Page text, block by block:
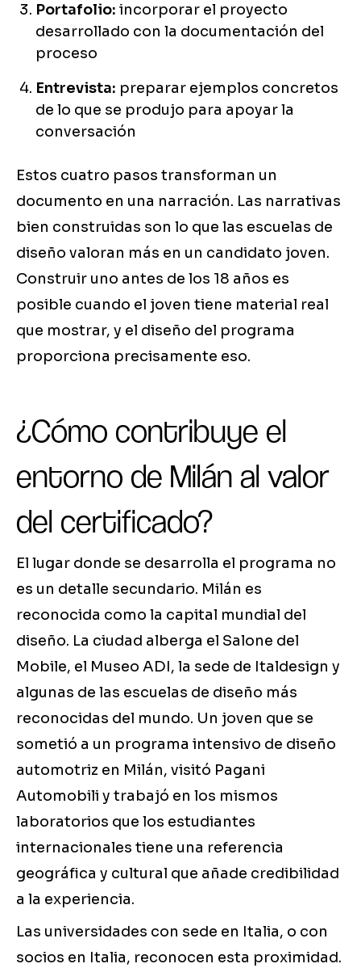
Portafolio: incorporar el proyecto
desarrollado con la documentación del
proceso
Entrevista: preparar ejemplos concretos
de lo que se produjo para apoyar la
conversación
Estos cuatro pasos transforman un
documento en una narración. Las narrativas
bien construidas son lo que las escuelas de
diseño valoran más en un candidato joven.
Construir uno antes de los 18 años es
posible cuando el joven tiene material real
que mostrar, y el diseño del programa
proporciona precisamente eso.
¿Cómo contribuye el
entorno de Milán al valor
del certificado?
El lugar donde se desarrolla el programa no
es un detalle secundario. Milán es
reconocida como la capital mundial del
diseño. La ciudad alberga el Salone del
Mobile, el Museo ADI, la sede de Italdesign y
algunas de las escuelas de diseño más
reconocidas del mundo. Un joven que se
sometió a un programa intensivo de diseño
automotriz en Milán, visitó Pagani
Automobili y trabajó en los mismos
laboratorios que los estudiantes
internacionales tiene una referencia
geográfica y cultural que añade credibilidad
a la experiencia.
Las universidades con sede en Italia, o con
socios en Italia, reconocen esta proximidad.